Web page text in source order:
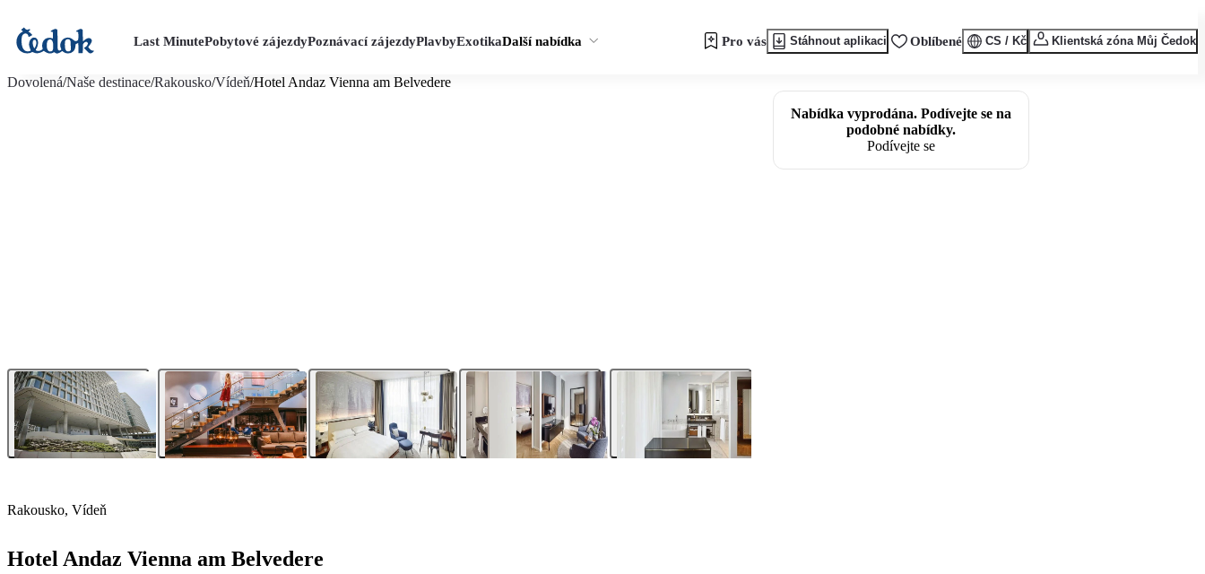
Last MinutePobytové zájezdyPoznávací zájezdyPlavbyExotikaDalší nabídka Pro vás Stáhnout aplikaci Oblíbené CS / Kč Klientská zóna Můj Čedok
Dovolená/Naše destinace/Rakousko/Vídeň/Hotel Andaz Vienna am Belvedere
Rakousko, Vídeň
Hotel Andaz Vienna am Belvedere
Nabídka vyprodána. Podívejte se na
podobné nabídky.
Podívejte se